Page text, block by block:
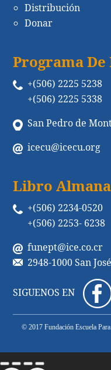
Distribución
Donar
Programa De
+(506) 2225 5238
+(506) 2225 5338
San Pedro de
icecu@icecu.org
Libro
+(506) 2234-0520
+(506) 2253- 6238
funept@ice.co.cr
2948-1000 San
SIGUENOS EN
© 2017 Fundación Escuela